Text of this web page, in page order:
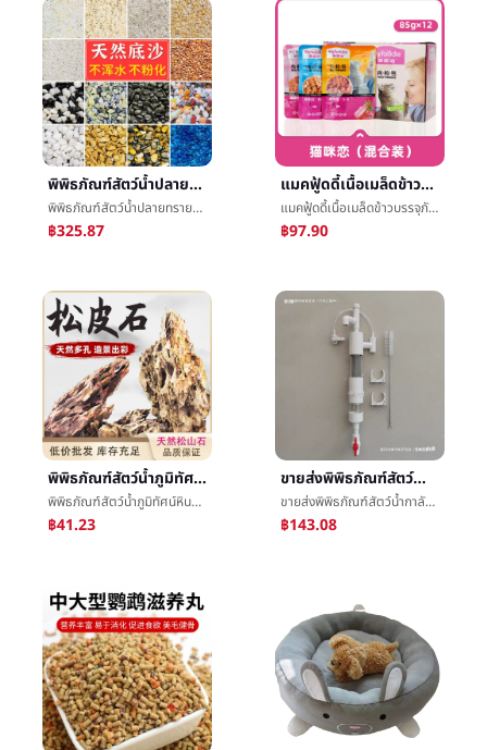
พิพิธภัณฑ์สัตว์น้ำปลายทรายขาวก้อนกรวดสีหินพิพิธภัณฑ์สัตว์น้ำภูมิทัศน์ปลายทรายç½ทรายสีน้ำเงินทรายYuhuaเต่าหินภาษีมูลค่าเพิ่ม
พิพิธภัณฑ์สัตว์น้ำปลายทรายขาวก้อนกรวดสีหินพิพิธภัณฑ์สัตว์น้ำภูมิทัศน์ปลายทรายç½ทรายสีน้ำเงินทรายYuhuaเต่าหินภาษีมูลค่าเพิ่ม
฿325.87
แมคฟู้ดดี้เนื้อเมล็ดข้าวบรรจุภัณฑ์85g12ถุงแมวขนมขบเคี้ยวอาหารการกินเพิ่มขึ้นไขมันยอดเยี่ยมแมวเปียกเมล็ดข้าวกองทุนความรักแมวดอง
แมคฟู้ดดี้เนื้อเมล็ดข้าวบรรจุภัณฑ์85g12ถุงแมวขนมขบเคี้ยวอาหารการกินเพิ่มขึ้นไขมันยอดเยี่ยมแมวเปียกเมล็ดข้าวกองทุนความรักแมวดอง
฿97.90
พิพิธภัณฑ์สัตว์น้ำภูมิทัศน์หินหินที่นำมาเรียงกันเพื่อประดับสวนโดยธรรมชาติchunksหลวมผิวหินหญ้าภาษีมูลค่าเพิ่มผลิตภัณฑ์สุดท้ายจริงหินå¤´เครื่องประดับภูมิทัศน์ปลาเครื่องประดับ
พิพิธภัณฑ์สัตว์น้ำภูมิทัศน์หินหินที่นำมาเรียงกันเพื่อประดับสวนโดยธรรมชาติchunksหลวมผิวหินหญ้าภาษีมูลค่าเพิ่มผลิตภัณฑ์สุดท้ายจริงหินå¤´เครื่องประดับภูมิทัศน์ปลาเครื่องประดับ
฿41.23
ขายส่งพิพิธภัณฑ์สัตว์น้ำกาลักน้ำกรองระบบกาลักน้ำç®¡ปลาห้องน้ำไม่หมัดเปลี่ยนแปลงปลายกรองกาลักน้ำหม้ออุปกรณ์ท่อปลาเกม
ขายส่งพิพิธภัณฑ์สัตว์น้ำกาลักน้ำกรองระบบกาลักน้ำç®¡ปลาห้องน้ำไม่หมัดเปลี่ยนแปลงปลายกรองกาลักน้ำหม้ออุปกรณ์ท่อปลาเกม
฿143.08